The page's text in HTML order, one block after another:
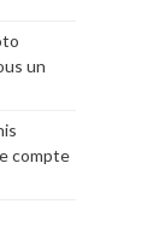
un
compte